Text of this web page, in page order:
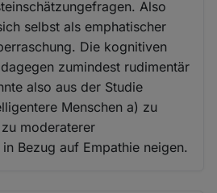
Also
selbst als emphatischer
Die kognitiven
zumindest rudimentär
also aus der Studie
Menschen a) zu
moderaterer
Bezug auf Empathie neigen.